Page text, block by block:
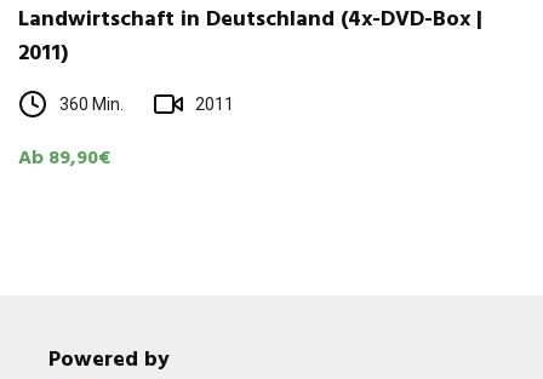
Landwirtschaft in Deutschland (4x-DVD-Box |
2011)
360 Min. 2011
Ab 89,90€
Powered by